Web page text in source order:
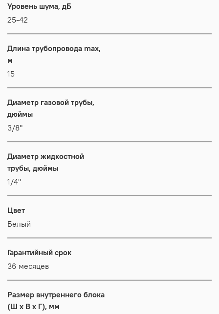
Уровень шума, дБ
25-42
Длина трубопровода max,
м
15
Диаметр газовой трубы,
дюймы
3/8"
Диаметр жидкостной
трубы, дюймы
1/4"
Цвет
Белый
Гарантийный срок
36 месяцев
Размер внутреннего блока
(Ш x В x Г), мм